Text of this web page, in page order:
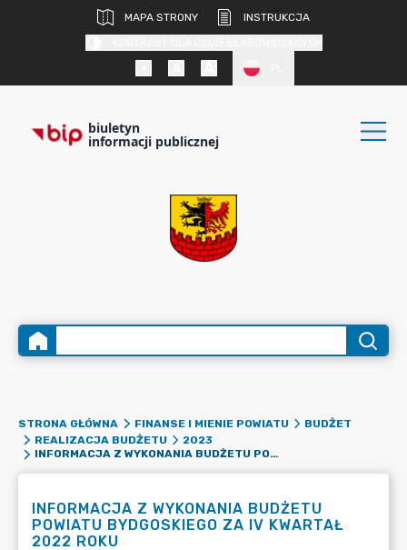
MAPA STRONY
INSTRUKCJA
biuletyn
informacji publicznej
STRONA GŁÓWNA FINANSE I MIENIE POWIATU
BUDŻET
REALIZACJA BUDŻETU
2023
INFORMACJA Z WYKONANIA BUDŻETU POWIATU BYDGOSKIEGO ZA IV KWARTAŁ 2022 ROKU
INFORMACJA Z WYKONANIA BUDŻETU
POWIATU BYDGOSKIEGO ZA IV KWARTAŁ
2022 ROKU